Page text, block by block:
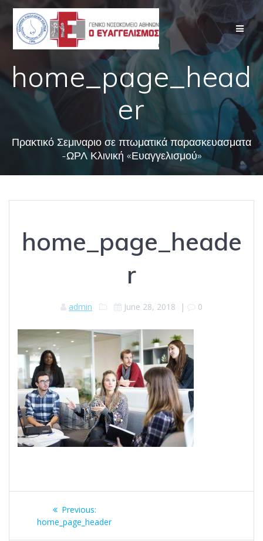
Skip
content
home_page_head
er
Πρακτικό Σεμιναριο σε πτωματικά παρασκευασματα
-ΩΡΛ Κλινική «Ευαγγελισμού»
home_page_heade
r
admin June 28, 2018 | 0
navigation
Previous:Previous
post:
home_page_header